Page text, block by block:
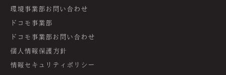
環境事業部お問い合わせ
ドコモ事業部
ドコモ事業部お問い合わせ
個人情報保護方針
情報セキュリティポリシー